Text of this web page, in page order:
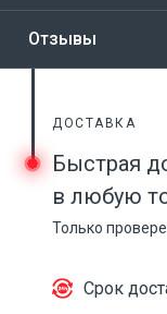
Отзывы
ДОСТАВКА
Быстрая
в любую
Только
Срок